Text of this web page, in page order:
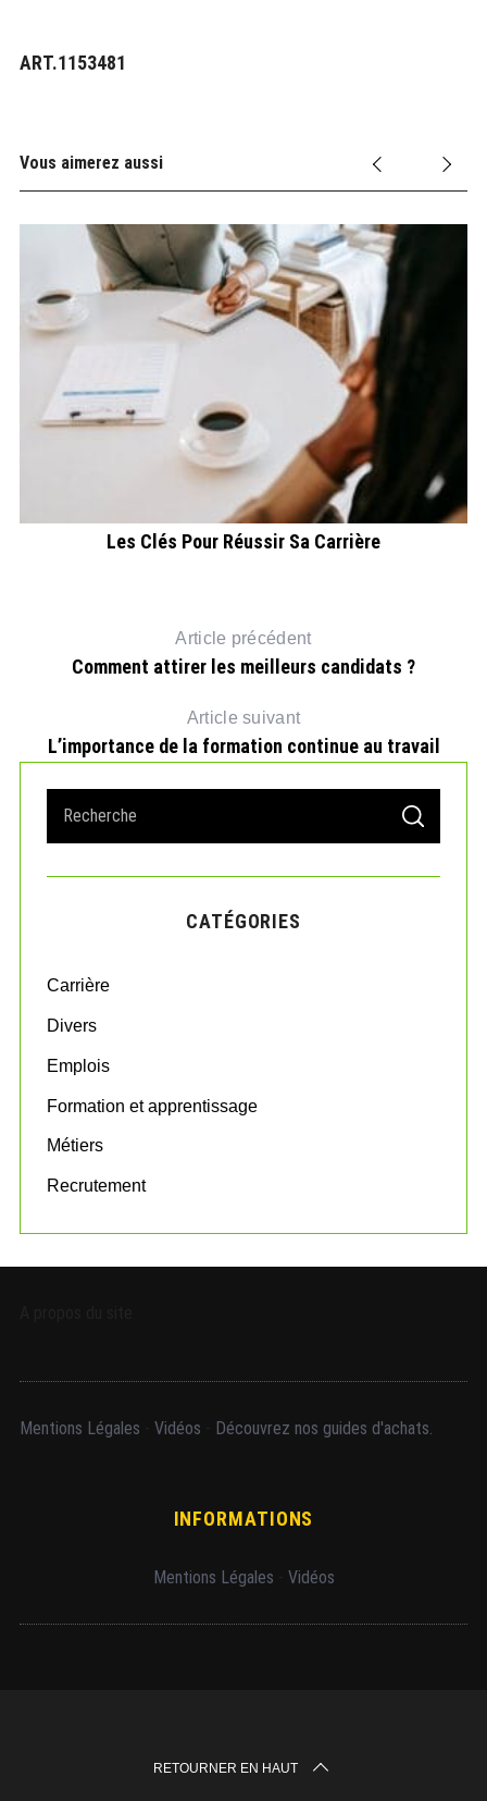
ART.1153481
Vous aimerez aussi
Les Clés Pour Réussir Sa Carrière
Article précédent
Comment attirer les meilleurs candidats ?
Article suivant
L’importance de la formation continue au travail
a
r
o
:
S
A
C
CATÉGORIES
Carrière
Divers
Emplois
Formation et apprentissage
Métiers
Recrutement
Mentions Légales Vidéos Découvrez nos guides d'achats.
INFORMATIONS
Mentions Légales Vidéos
RETOURNER EN HAUT